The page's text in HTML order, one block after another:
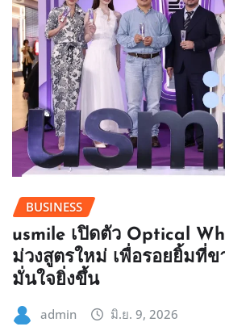
BUSINESS
usmile เปิดตัว Optical
ม่วงสูตรใหม่ เพื่อรอยยิ้มที่ข
มั่นใจยิ่งขึ้น
admin มิ.ย. 9, 2026